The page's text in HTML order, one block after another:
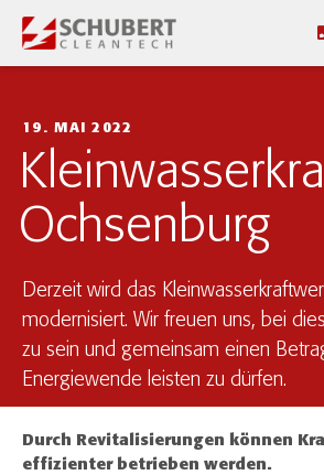
19. MAI 2022
Ochsenburg
Derzeit wird das
modernisiert. Wir freuen uns, bei
zu sein und gemeinsam einen
Energiewende leisten zu dürfen.
Durch Revitalisierungen können
effizienter betrieben werden.